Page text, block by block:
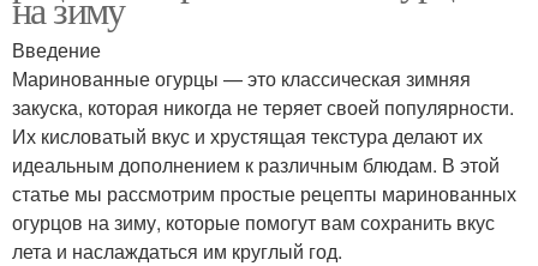
Введение
Маринованные огурцы — это классическая зимняя
закуска, которая никогда не теряет своей популярности.
Их кисловатый вкус и хрустящая текстура делают их
идеальным дополнением к различным блюдам. В этой
статье мы рассмотрим простые рецепты маринованных
огурцов на зиму, которые помогут вам сохранить вкус
лета и наслаждаться им круглый год.